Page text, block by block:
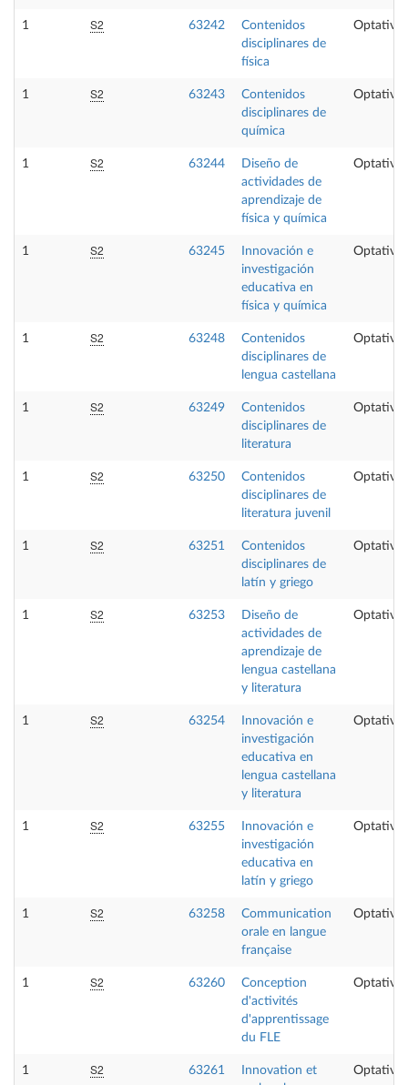
1 S2 63242
Contenidos
disciplinares de
física
Optativa
1 S2 63243
Contenidos
disciplinares de
química
Optativa
1 S2 63244
Diseño de
actividades de
aprendizaje de
física y química
Optativa
1 S2 63245
Innovación e
investigación
educativa en
física y química
Optativa
1 S2 63248
Contenidos
disciplinares de
lengua castellana
Optativa
1 S2 63249
Contenidos
disciplinares de
literatura
Optativa
1 S2 63250
Contenidos
disciplinares de
literatura juvenil
Optativa
1 S2 63251
Contenidos
disciplinares de
latín y griego
Optativa
1 S2 63253
Diseño de
actividades de
aprendizaje de
lengua castellana
y literatura
Optativa
1 S2 63254
Innovación e
investigación
educativa en
lengua castellana
y literatura
Optativa
1 S2 63255
Innovación e
investigación
educativa en
latín y griego
Optativa
1 S2 63258
Communication
orale en langue
française
Optativa
1 S2 63260
Conception
d'activités
d'apprentissage
du FLE
Optativa
1 S2 63261
Innovation et
Optativa